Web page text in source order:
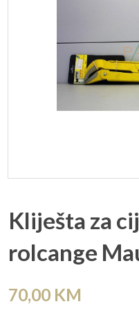
Kliješta za
rolcange
70,00 KM